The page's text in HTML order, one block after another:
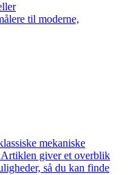
til moderne,
mekaniske
giver et overblik
så du kan finde